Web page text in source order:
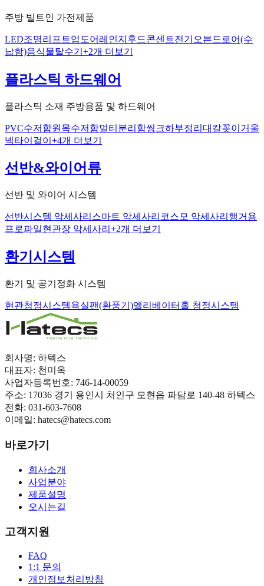
주방 빌트인 가전제품
LED조명리프트업도어 레인지후드콘센트전기오븐드로어(수
납함)음식물탈수기 +2개 더보기
플라스틱 하드웨어
플라스틱 소재 주방용품 및 하드웨어
PVC수저함원목수저함멀티분리함씽크하부정리대 칼꽂이 거울
넥타이걸이 +4개 더보기
선반&와이어류
선반 및 와이어 시스템
선반시스템 악세사리 스마트 악세사리 코스모 악세사리 행거용
프로파일현관장 악세사리 +2개 더보기
환기시스템
환기 및 공기정화 시스템
현관청정시스템욕실팬(환풍기)엘리베이터홀 청정시스템
회사명: 하텍스
대표자: 천미옥
사업자등록번호: 746-14-00059
주소: 17036 경기 용인시 처인구 모현읍 파담로 140-48 하텍스
전화: 031-603-7608
이메일: hatecs@hatecs.com
바로가기
회사소개
사업분야
제품설명
오시는길
고객지원
FAQ
1:1 문의
개인정보처리방침